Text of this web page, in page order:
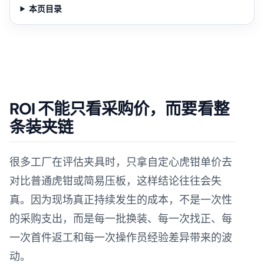
本页目录
ROI 不能只看采购价，而要看整
条装夹链
很多工厂在评估夹具时，只拿自定心虎钳单价去
对比普通虎钳或简易压板，这样结论往往会失
真。因为现场真正持续发生的成本，不是一次性
的采购支出，而是每一批换装、每一次找正、每
一次首件返工和每一次操作员经验差异带来的波
动。